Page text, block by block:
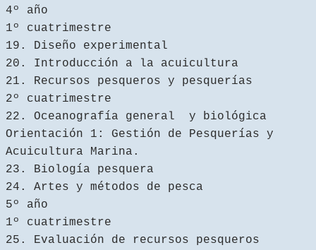
4º año
1º cuatrimestre
19. Diseño experimental
20. Introducción a la acuicultura
21. Recursos pesqueros y pesquerías
2º cuatrimestre
22. Oceanografía general y biológica
Orientación 1: Gestión de Pesquerías y
Acuicultura Marina.
23. Biología pesquera
24. Artes y métodos de pesca
5º año
1º cuatrimestre
25. Evaluación de recursos pesqueros